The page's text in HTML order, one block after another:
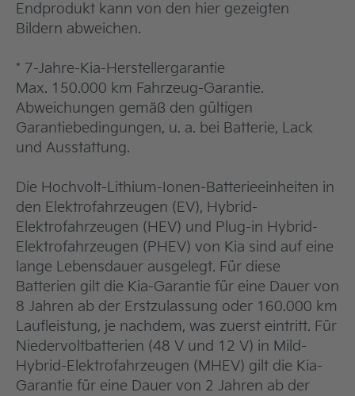
Endprodukt kann von den hier gezeigten
Bildern abweichen.
* 7-Jahre-Kia-Herstellergarantie
Max. 150.000 km Fahrzeug-Garantie.
Abweichungen gemäß den gültigen
Garantiebedingungen, u. a. bei Batterie, Lack
und Ausstattung.
Die Hochvolt-Lithium-Ionen-Batterieeinheiten in
den Elektrofahrzeugen (EV), Hybrid-
Elektrofahrzeugen (HEV) und Plug-in Hybrid-
Elektrofahrzeugen (PHEV) von Kia sind auf eine
lange Lebensdauer ausgelegt. Für diese
Batterien gilt die Kia-Garantie für eine Dauer von
8 Jahren ab der Erstzulassung oder 160.000 km
Laufleistung, je nachdem, was zuerst eintritt. Für
Niedervoltbatterien (48 V und 12 V) in Mild-
Hybrid-Elektrofahrzeugen (MHEV) gilt die Kia-
Garantie für eine Dauer von 2 Jahren ab der